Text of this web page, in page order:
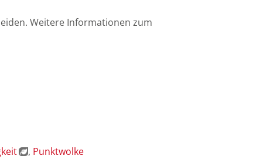
Weitere Informationen zum
Punktwolke